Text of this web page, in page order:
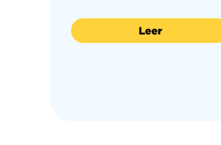
Leer